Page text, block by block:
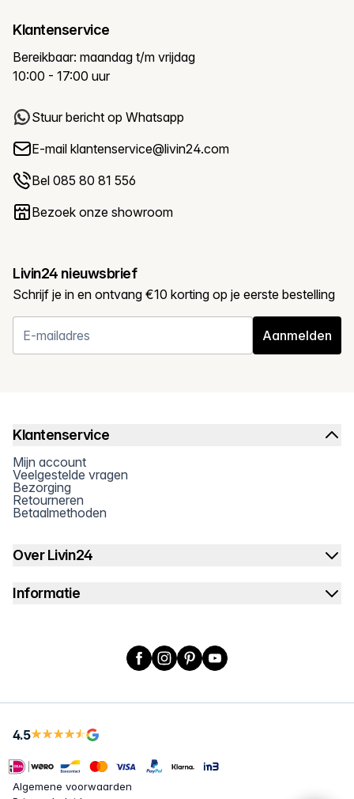
Klantenservice
Bereikbaar: maandag t/m vrijdag
10:00 - 17:00 uur
Stuur bericht op Whatsapp
E-mail klantenservice@livin24.com
Bel 085 80 81 556
Bezoek onze showroom
Livin24 nieuwsbrief
Schrijf je in en ontvang €10 korting op je eerste bestelling
Aanmelden
Klantenservice
Mijn account
Veelgestelde vragen
Bezorging
Retourneren
Betaalmethoden
Over Livin24
Informatie
Facebook
Instagram
PinterestYouTube
4.5
Algemene voorwaarden